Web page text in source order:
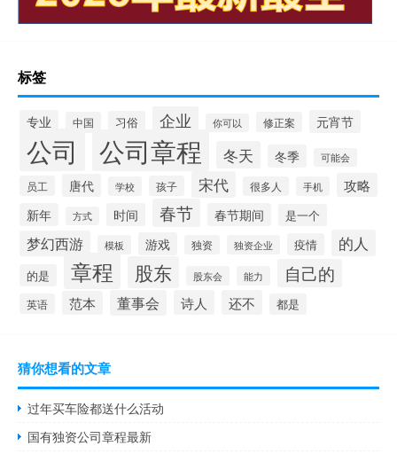
标签
专业 中国 习俗 企业 你可以 修正案 元宵节
公司 公司章程 冬天 冬季 可能会
员工 唐代 学校 孩子 宋代 很多人 手机 攻略
新年 方式 时间 春节 春节期间 是一个
梦幻西游 模板 游戏 独资 独资企业 疫情 的人
的是 章程 股东 股东会 能力 自己的
英语 范本 董事会 诗人 还不 都是
猜你想看的文章
过年买车险都送什么活动
国有独资公司章程最新